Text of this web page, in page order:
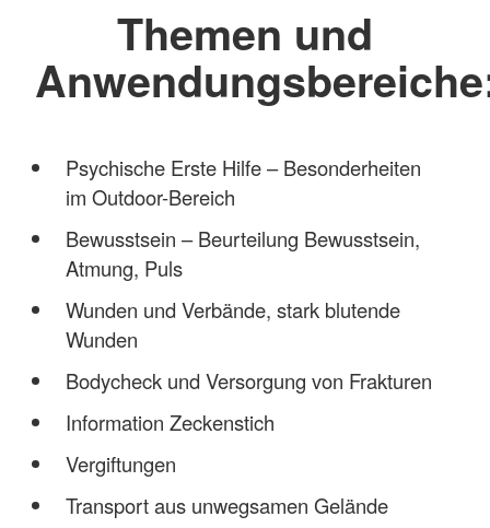
Themen und
Psychische Erste Hilfe – Besonderheiten
im Outdoor-Bereich
Bewusstsein – Beurteilung Bewusstsein,
Atmung, Puls
Wunden und Verbände, stark blutende
Wunden
Bodycheck und Versorgung von Frakturen
Information Zeckenstich
Vergiftungen
Transport aus unwegsamen Gelände